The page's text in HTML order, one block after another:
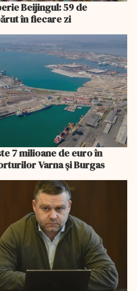
Beijingul: 59 de
în fiecare zi
7 milioane de euro în
Varna și Burgas